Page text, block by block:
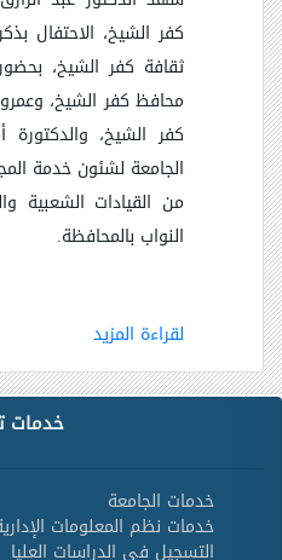
ثقافة كفر الشيخ،
محافظ كفر الشيخ،
كفر الشيخ،
الجامعة لشئون خدمة
من القيادات الشعبية
النواب بالمحافظة.
لقراءة المزيد
خدمات
خدمات الجامعة
خدمات نظم المعلومات
التسجيل في الدراسات العليا